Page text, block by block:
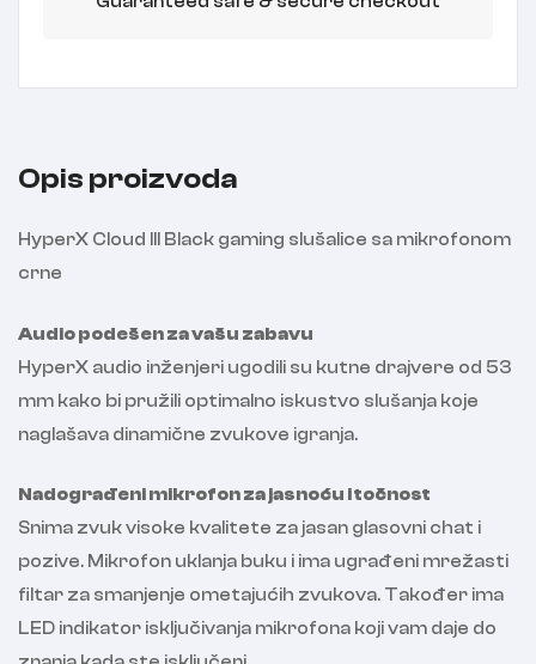
Opis proizvoda
HyperX Cloud III Black gaming slušalice sa mikrofonom
crne
Audio podešen za vašu zabavu
HyperX audio inženjeri ugodili su kutne drajvere od 53
mm kako bi pružili optimalno iskustvo slušanja koje
naglašava dinamične zvukove igranja.
Nadograđeni mikrofon za jasnoću i točnost
Snima zvuk visoke kvalitete za jasan glasovni chat i
pozive. Mikrofon uklanja buku i ima ugrađeni mrežasti
filtar za smanjenje ometajućih zvukova. Također ima
LED indikator isključivanja mikrofona koji vam daje do